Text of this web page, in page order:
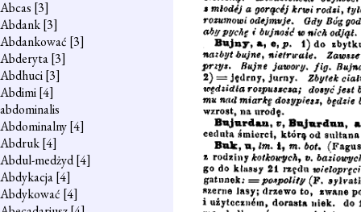
Abcas [3]
Abdank[3]
Abdankować [3]
Abderyta[3]
Abdhuci[3]
Abdimi[4]
abdominalis
Abdominalny[4]
Abdruk[4]
Abdul-medżyd[4]
Abdykacja[4]
Abdykować [4]